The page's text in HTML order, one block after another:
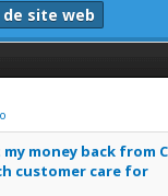
site web
5 en moyenne
my money back from
customer care for
5 en moyenne
1 2345